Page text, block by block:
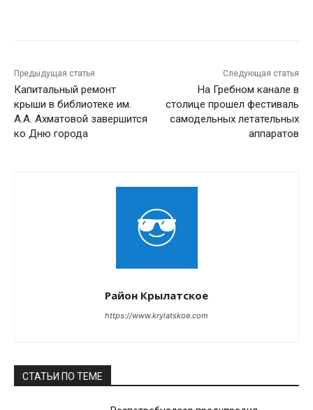
Предыдущая статья
Капитальный ремонт
крыши в библиотеке им.
А.А. Ахматовой завершится
ко Дню города
Следующая статья
На Гребном канале в
столице прошел фестиваль
самодельных летательных
аппаратов
Район Крылатское
https://www.krylatskoe.com
СТАТЬИ ПО ТЕМЕ